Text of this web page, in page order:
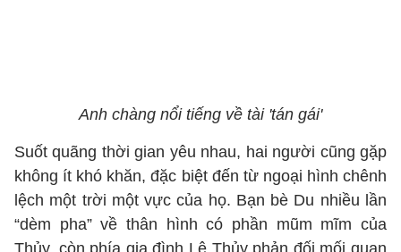
Anh chàng nổi tiếng về tài 'tán gái'
Suốt quãng thời gian yêu nhau, hai người cũng gặp
không ít khó khăn, đặc biệt đến từ ngoại hình chênh
lệch một trời một vực của họ. Bạn bè Du nhiều lần
“dèm pha” về thân hình có phần mũm mĩm của
Thủy, còn phía gia đình Lệ Thủy phản đối mối quan